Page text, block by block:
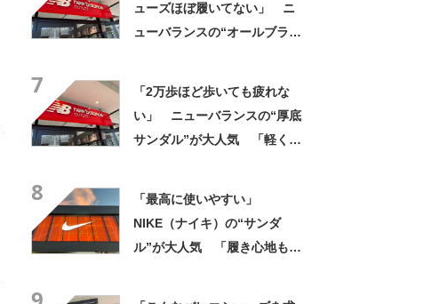
ューズほぼ履いてない」 ニ
ューバランスの“オールブラッ
7
「2万歩ほど歩いても疲れな
い」 ニューバランスの“厚底
サンダル”が大人気 「軽くて
8
「最高に使いやすい」
NIKE（ナイキ）の“サンダ
ル”が大人気 「履き心地もク